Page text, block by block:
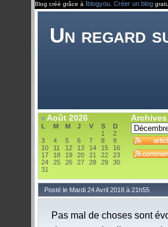
Blog créé grâce à Iblogyou Créer un blog
Un regard
« Août 2026
L M M J V S
D
1
2
3
4 5 6 7 8
9
10
11 12 13 14 15
16
17
18 19 20 21 22
23
24
25 26 27 28 29
30
31
Archives
Posté le Mardi 24 Avril 2018 à 21h55
Pas mal de choses sont